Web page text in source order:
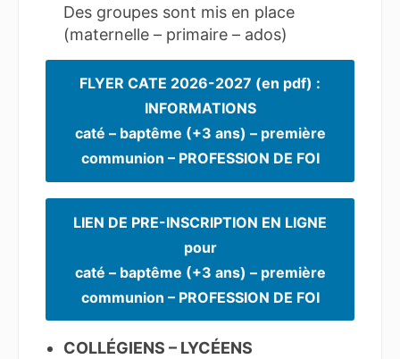
Des groupes sont mis en place
(maternelle – primaire – ados)
FLYER CATE 2026-2027 (en pdf) :
INFORMATIONS
caté – baptême (+3 ans) – première
communion – PROFESSION DE FOI
LIEN DE PRE-INSCRIPTION EN LIGNE
pour
caté – baptême (+3 ans) – première
communion – PROFESSION DE FOI
COLLÉGIENS – LYCÉENS